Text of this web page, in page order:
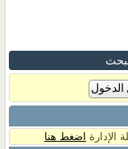
اضغط هنا